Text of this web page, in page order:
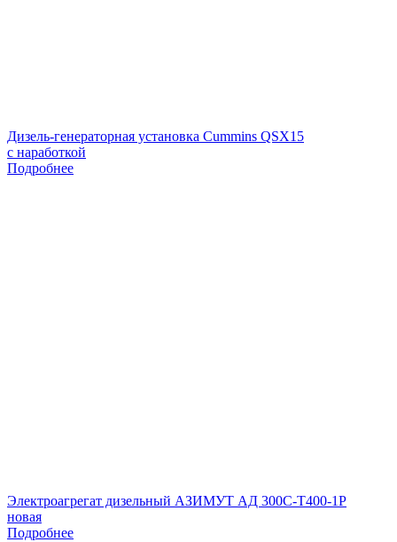
Дизель-генераторная установка Cummins QSX15
с наработкой
Подробнее
Электроагрегат дизельный АЗИМУТ АД 300С-Т400-1Р
новая
Подробнее